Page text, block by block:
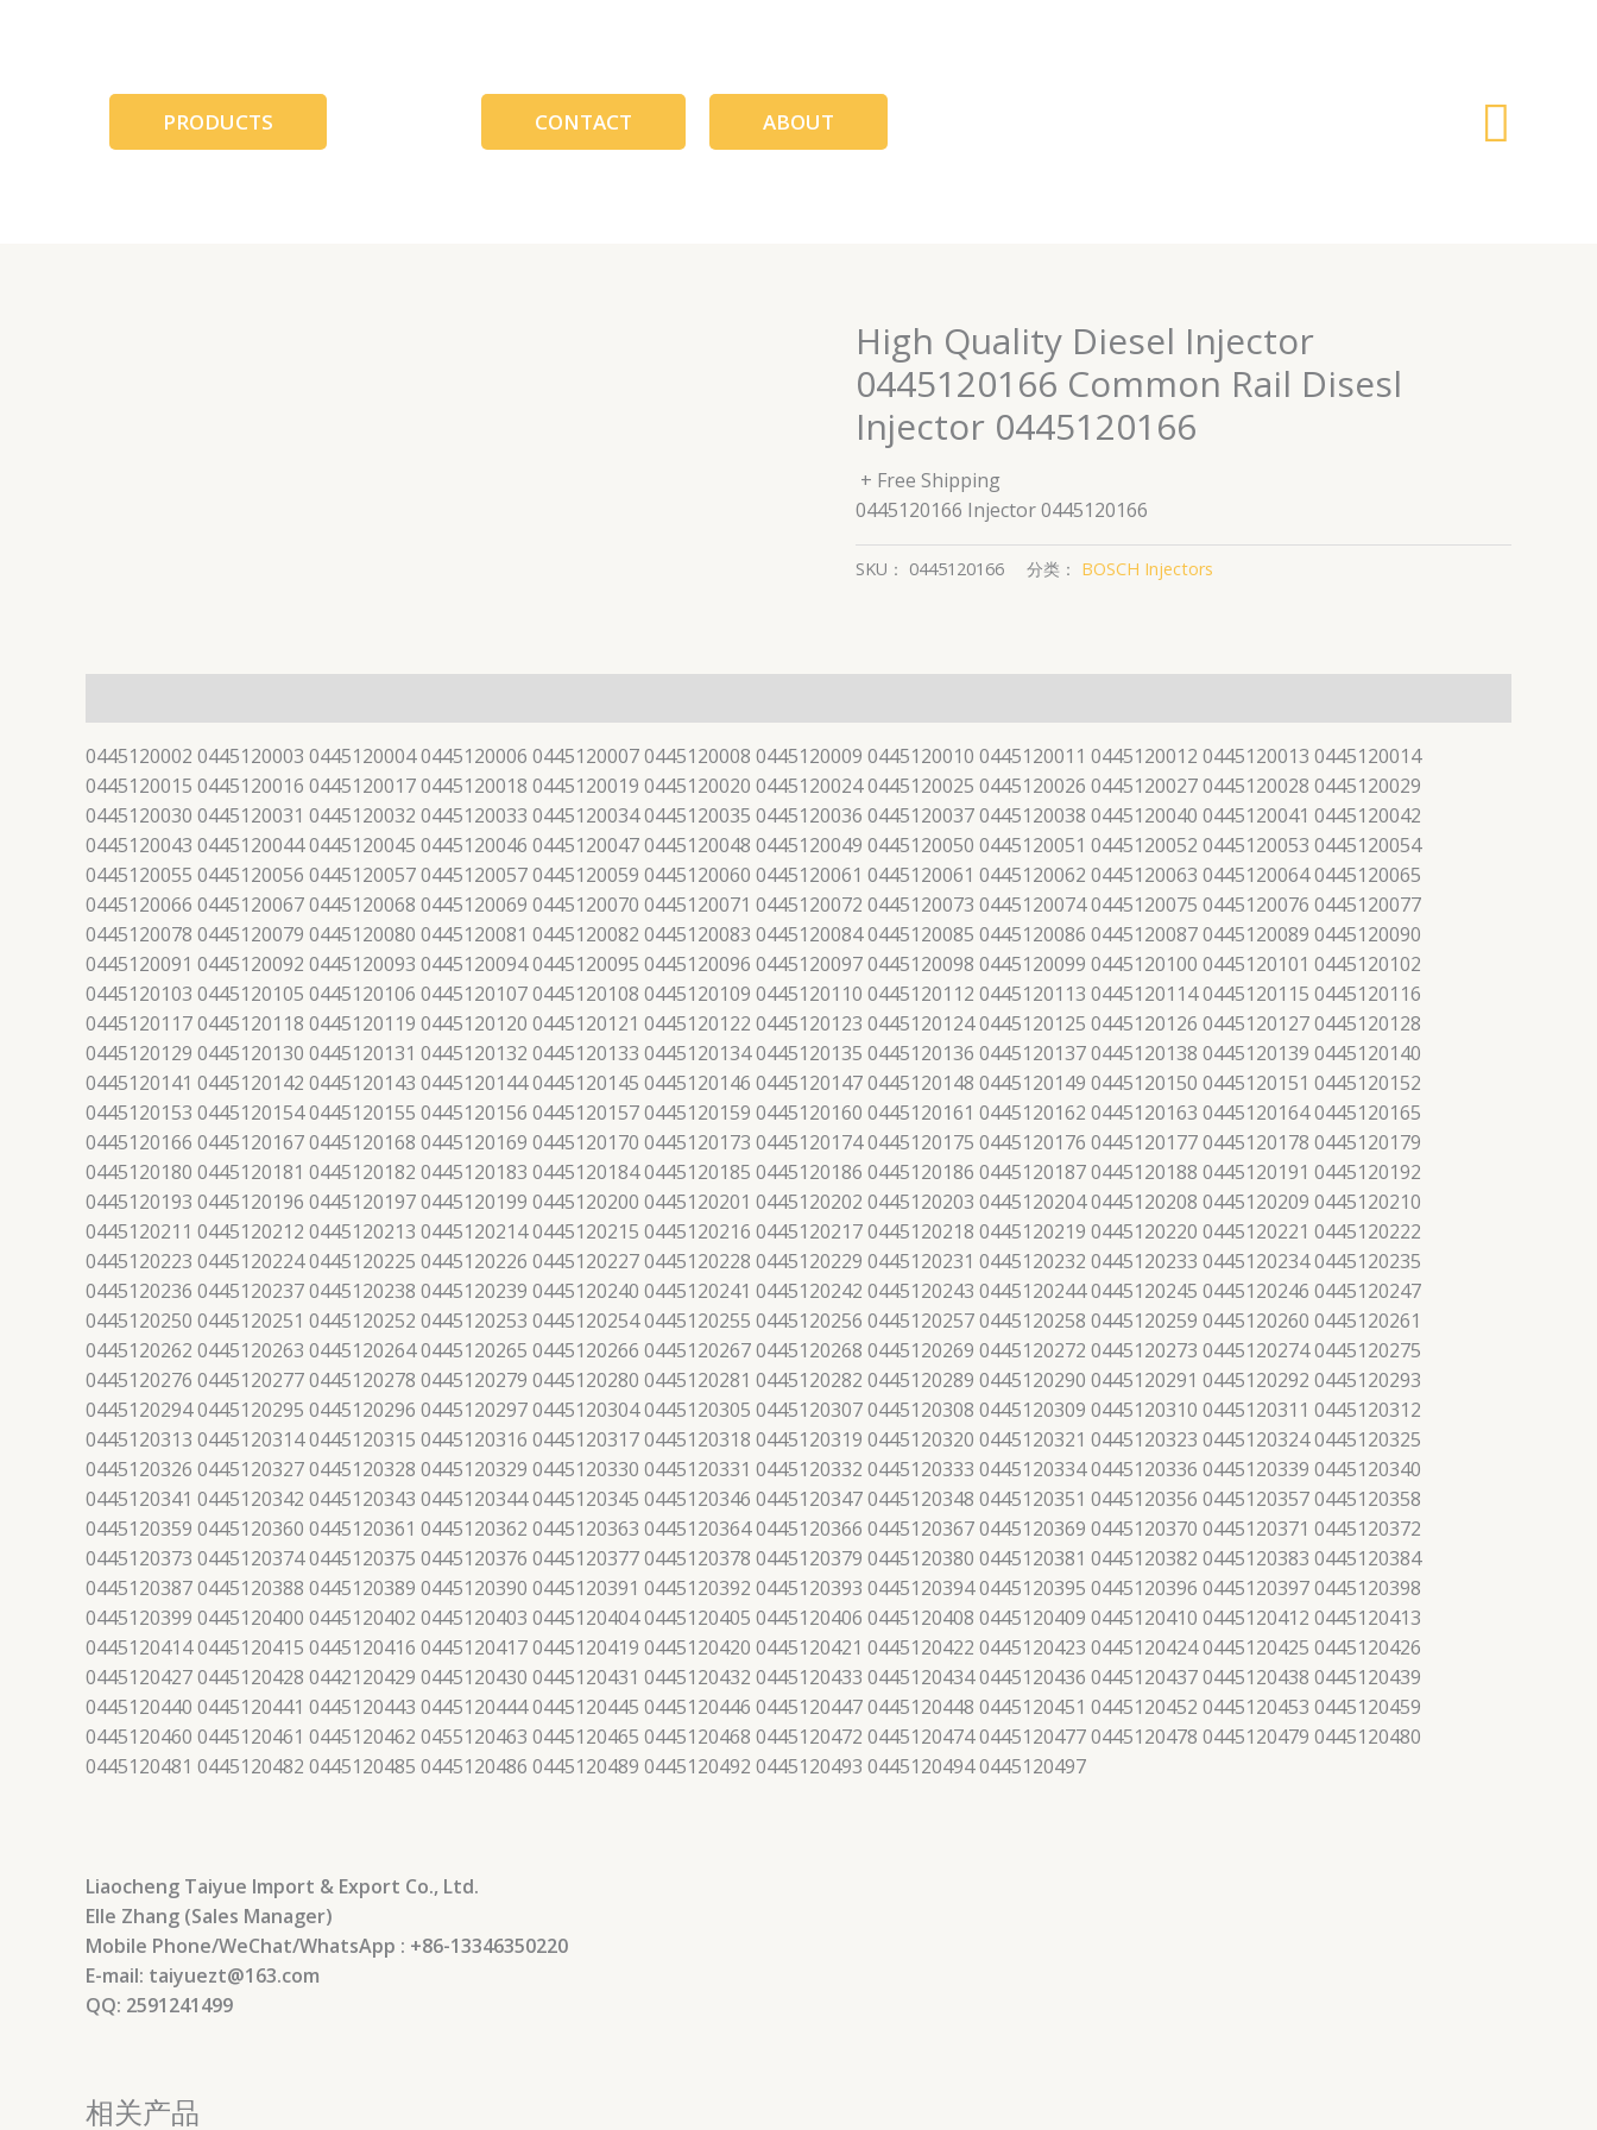
PRODUCTS CONTACT ABOUT
搜
High Quality Diesel Injector
0445120166 Common Rail Disesl
Injector 0445120166
+ Free Shipping
0445120166 Injector 0445120166
SKU： 0445120166 分类： BOSCH Injectors
0445120002 0445120003 0445120004 0445120006 0445120007 0445120008 0445120009 0445120010 0445120011 0445120012 0445120013 0445120014
0445120015 0445120016 0445120017 0445120018 0445120019 0445120020 0445120024 0445120025 0445120026 0445120027 0445120028 0445120029
0445120030 0445120031 0445120032 0445120033 0445120034 0445120035 0445120036 0445120037 0445120038 0445120040 0445120041 0445120042
0445120043 0445120044 0445120045 0445120046 0445120047 0445120048 0445120049 0445120050 0445120051 0445120052 0445120053 0445120054
0445120055 0445120056 0445120057 0445120057 0445120059 0445120060 0445120061 0445120061 0445120062 0445120063 0445120064 0445120065
0445120066 0445120067 0445120068 0445120069 0445120070 0445120071 0445120072 0445120073 0445120074 0445120075 0445120076 0445120077
0445120078 0445120079 0445120080 0445120081 0445120082 0445120083 0445120084 0445120085 0445120086 0445120087 0445120089 0445120090
0445120091 0445120092 0445120093 0445120094 0445120095 0445120096 0445120097 0445120098 0445120099 0445120100 0445120101 0445120102
0445120103 0445120105 0445120106 0445120107 0445120108 0445120109 0445120110 0445120112 0445120113 0445120114 0445120115 0445120116
0445120117 0445120118 0445120119 0445120120 0445120121 0445120122 0445120123 0445120124 0445120125 0445120126 0445120127 0445120128
0445120129 0445120130 0445120131 0445120132 0445120133 0445120134 0445120135 0445120136 0445120137 0445120138 0445120139 0445120140
0445120141 0445120142 0445120143 0445120144 0445120145 0445120146 0445120147 0445120148 0445120149 0445120150 0445120151 0445120152
0445120153 0445120154 0445120155 0445120156 0445120157 0445120159 0445120160 0445120161 0445120162 0445120163 0445120164 0445120165
0445120166 0445120167 0445120168 0445120169 0445120170 0445120173 0445120174 0445120175 0445120176 0445120177 0445120178 0445120179
0445120180 0445120181 0445120182 0445120183 0445120184 0445120185 0445120186 0445120186 0445120187 0445120188 0445120191 0445120192
0445120193 0445120196 0445120197 0445120199 0445120200 0445120201 0445120202 0445120203 0445120204 0445120208 0445120209 0445120210
0445120211 0445120212 0445120213 0445120214 0445120215 0445120216 0445120217 0445120218 0445120219 0445120220 0445120221 0445120222
0445120223 0445120224 0445120225 0445120226 0445120227 0445120228 0445120229 0445120231 0445120232 0445120233 0445120234 0445120235
0445120236 0445120237 0445120238 0445120239 0445120240 0445120241 0445120242 0445120243 0445120244 0445120245 0445120246 0445120247
0445120250 0445120251 0445120252 0445120253 0445120254 0445120255 0445120256 0445120257 0445120258 0445120259 0445120260 0445120261
0445120262 0445120263 0445120264 0445120265 0445120266 0445120267 0445120268 0445120269 0445120272 0445120273 0445120274 0445120275
0445120276 0445120277 0445120278 0445120279 0445120280 0445120281 0445120282 0445120289 0445120290 0445120291 0445120292 0445120293
0445120294 0445120295 0445120296 0445120297 0445120304 0445120305 0445120307 0445120308 0445120309 0445120310 0445120311 0445120312
0445120313 0445120314 0445120315 0445120316 0445120317 0445120318 0445120319 0445120320 0445120321 0445120323 0445120324 0445120325
0445120326 0445120327 0445120328 0445120329 0445120330 0445120331 0445120332 0445120333 0445120334 0445120336 0445120339 0445120340
0445120341 0445120342 0445120343 0445120344 0445120345 0445120346 0445120347 0445120348 0445120351 0445120356 0445120357 0445120358
0445120359 0445120360 0445120361 0445120362 0445120363 0445120364 0445120366 0445120367 0445120369 0445120370 0445120371 0445120372
0445120373 0445120374 0445120375 0445120376 0445120377 0445120378 0445120379 0445120380 0445120381 0445120382 0445120383 0445120384
0445120387 0445120388 0445120389 0445120390 0445120391 0445120392 0445120393 0445120394 0445120395 0445120396 0445120397 0445120398
0445120399 0445120400 0445120402 0445120403 0445120404 0445120405 0445120406 0445120408 0445120409 0445120410 0445120412 0445120413
0445120414 0445120415 0445120416 0445120417 0445120419 0445120420 0445120421 0445120422 0445120423 0445120424 0445120425 0445120426
0445120427 0445120428 0442120429 0445120430 0445120431 0445120432 0445120433 0445120434 0445120436 0445120437 0445120438 0445120439
0445120440 0445120441 0445120443 0445120444 0445120445 0445120446 0445120447 0445120448 0445120451 0445120452 0445120453 0445120459
0445120460 0445120461 0445120462 0455120463 0445120465 0445120468 0445120472 0445120474 0445120477 0445120478 0445120479 0445120480
0445120481 0445120482 0445120485 0445120486 0445120489 0445120492 0445120493 0445120494 0445120497
Liaocheng Taiyue Import & Export Co., Ltd.
Elle Zhang (Sales Manager)
Mobile Phone/WeChat/WhatsApp : +86-13346350220
E-mail: taiyuezt@163.com
QQ: 2591241499
相关产品